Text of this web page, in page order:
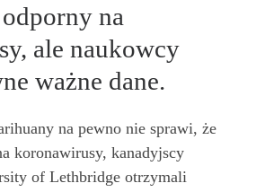
na
ale naukowcy
ważne dane.
na pewno nie sprawi, że
koronawirusy, kanadyjscy
of Lethbridge otrzymali